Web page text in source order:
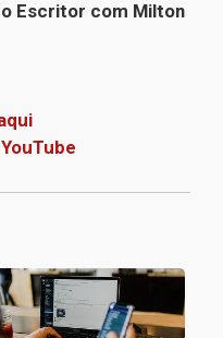
Escritor com Milton
YouTube